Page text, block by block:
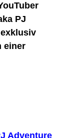
PJ
einer